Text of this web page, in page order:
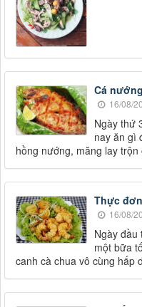
Cá
16/08/
Ngày thứ
nay ăn gì
hồng nướng, măng lay
Thực
16/08/
Ngày đầu
một bữa
canh cà chua vô cùng hấp